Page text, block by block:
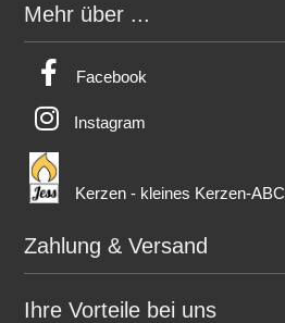
Mehr über ...
Facebook
Instagram
Kerzen - kleines Kerzen-ABC
Zahlung & Versand
Ihre Vorteile bei uns